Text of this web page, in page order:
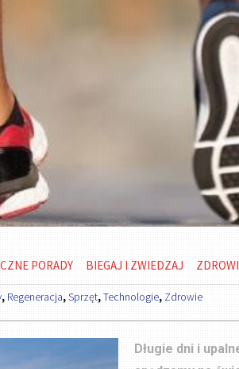
PORADY BIEGAJ I ZWIEDZAJ
, Regeneracja,Sprzęt,Technologie, Zdrowie
Długie dni i